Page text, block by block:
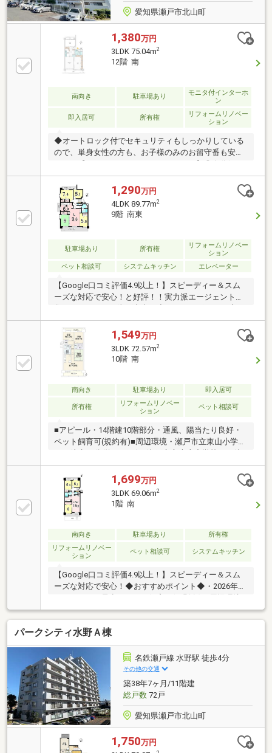
愛知県瀬戸市北山町
1,380万円
3LDK 75.04m2
12階 南
南向き 駐車場あり
モニタ付インターホ
ン
即入居可 所有権
リフォームリノベー
ション
◆オートロック付でセキュリティもしっかりしている
ので、単身女性の方も、お子様のみのお留守番も安心
です！【こんなあなたにおすすめです！】◎自分好み
のリフォーム/リノべができる物件をお探しの方！
「中古マンション＋選べるリノベ3プラン」ご提案で
きます。。◆気になる物件、すぐ見て・すぐ聞ける
◆◎まずはご相談だけでも大歓迎です」「現地見学も
随時受付中！◎ご来店・ご内見の際に、担当スタッフ
がご自宅又は、お近くまで送迎させていただきま
す。 お客様のご都合に合わせて対応いたしますの
で、お気軽にご相談ください♪◎事前のお問合わせは
0120-390-863 までお電話ください！
1,290万円
4LDK 89.77m2
9階 南東
駐車場あり 所有権
リフォームリノベー
ション
ペット相談可
システムキッチン エレベーター
【Google口コミ評価4.9以上！】スピーディー＆スム
ーズな対応で安心！と好評！！実力派エージェントが
集まるハウスドゥ瀬戸中央！◆おすすめポイント◆・
南西北3方角部屋の為陽当たり・通風良好・2025年８
月リフォーム済・1住戸1台駐車場利用可・ペット飼育
可(細則有)◆周辺環境◆・瀬戸市立東山小学校まで徒
歩16分(約1280m)・瀬戸市立南山中学校まで徒歩17分
(約1320m)・V・drug瀬戸水野店まで徒歩2分(約
120m)・ファミリーマート瀬戸北山店まで徒歩3分(約
220m)・バロー新瀬戸店まで徒歩8分(約630m)
1,549万円
3LDK 72.57m2
10階 南
南向き 駐車場あり 即入居可
所有権
リフォームリノベー
ション
ペット相談可
■アピール・14階建10階部分・通風、陽当たり良好・
ペット飼育可(規約有)■周辺環境・瀬戸市立東山小学校
まで徒歩16分(約1280m)・瀬戸市立南山中学校まで徒
歩17分(約1320m)・V・drug瀬戸水野店まで徒歩2分(約
120m)・ファミリーマート瀬戸北山店まで徒歩3分(約
220m)・瀬戸信用金庫 效範出張所まで徒歩4分(約
250m)【ハウスドゥ全国大会入賞の実績！】■店舗総合
ランキング全国第10位！（700店舗中）■髙木店長個人
売上高(約1000名中)東海第1位！■全国トップレベルの
エージェントが皆様のお家探しをお手伝いします！
1,699万円
3LDK 69.06m2
1階 南
南向き 駐車場あり
所有権
リフォームリノベー
ション
ペット相談可 システムキッチン
【Google口コミ評価4.9以上！】スピーディー＆スム
ーズな対応で安心！◆おすすめポイント◆・2026年6
月リフォーム予定・ペット飼育可(細則有)・周辺環境
充実・専用庭完備◆周辺環境◆・東山小学校まで徒歩
15分(約1200m)・南山中学校まで徒歩15分(約
1200m)・V・drug瀬戸水野店まで徒歩2分(約120m)・
ファミリーマート瀬戸北山店まで徒歩3分(約220m)・
名鉄瀬戸線『水野』駅まで徒歩5分(約400m)・バロー
新瀬戸店まで徒歩8分(約630m)・医療法人青山病院ま
で徒歩8分(約620m)・愛知環状鉄道『瀬戸市』駅まで
徒歩9分(約700m)
パークシティ水野Ａ棟
名鉄瀬戸線 水野駅 徒歩4分
その他の交通
築38年7ヶ月/11階建
総戸数72戸
愛知県瀬戸市北山町
1,750万円